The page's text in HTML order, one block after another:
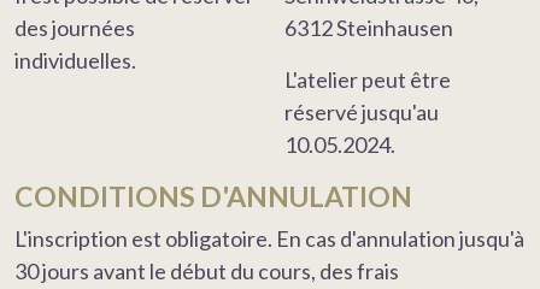
des journées
individuelles.
6312 Steinhausen
L'atelier peut être
réservé jusqu'au
10.05.2024.
CONDITIONS D'ANNULATION
L'inscription est obligatoire. En cas d'annulation jusqu'à
30 jours avant le début du cours, des frais